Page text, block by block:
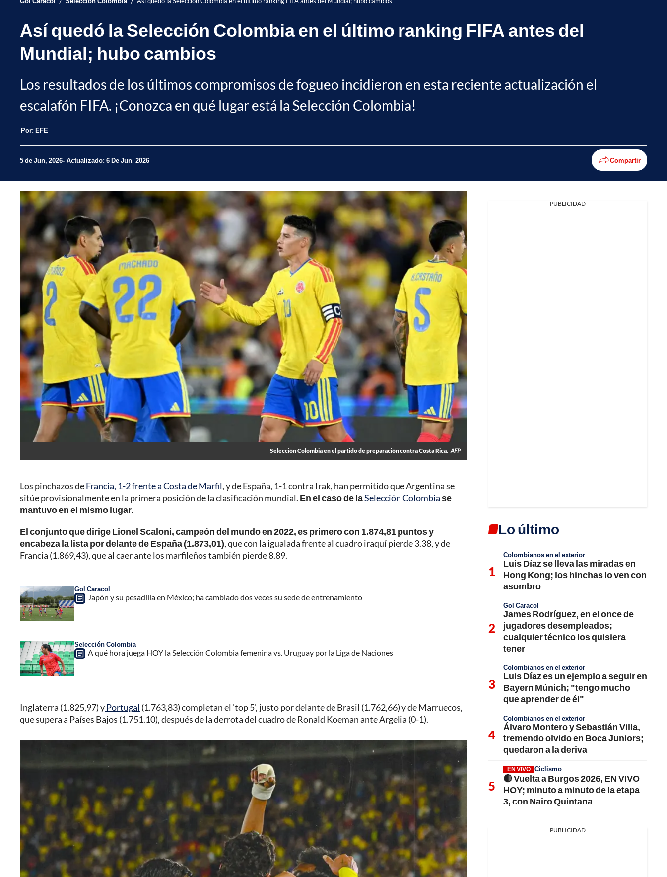
Así quedó la Selección Colombia en el último ranking FIFA antes del
Mundial; hubo cambios
Los resultados de los últimos compromisos de fogueo incidieron en esta reciente actualización el
escalafón FIFA. ¡Conozca en qué lugar está la Selección Colombia!
Por: EFE
5 de Jun, 2026 Actualizado: 6 De Jun, 2026 Compartir
Selección Colombia en el partido de preparación contra Costa Rica. AFP
Los pinchazos deFrancia, 1-2 frente a Costa de Marfil, y de España, 1-1 contra Irak, han permitido que Argentina se
sitúe provisionalmente en la primera posición de la clasificación mundial. En el caso de laSelección Colombiase
mantuvo en el mismo lugar.
El conjunto que dirige Lionel Scaloni, campeón del mundo en 2022, es primero con 1.874,81 puntos y
encabeza la lista por delante de España (1.873,01), que con la igualada frente al cuadro iraquí pierde 3.38, y de
Francia (1.869,43), que al caer ante los marfileños también pierde 8.89.
Gol Caracol
Japón y su pesadilla en México; ha cambiado dos veces su sede de entrenamiento
Selección Colombia
A qué hora juega HOY la Selección Colombia femenina vs. Uruguay por la Liga de Naciones
Inglaterra (1.825,97) yPortugal (1.763,83) completan el 'top 5', justo por delante de Brasil (1.762,66) y de Marruecos,
que supera a Países Bajos (1.751.10), después de la derrota del cuadro de Ronald Koeman ante Argelia (0-1).
PUBLICIDAD
Lo último
Colombianos en el exterior
Luis Díaz se lleva las miradas en
Hong Kong; los hinchas lo ven con
asombro
Gol Caracol
James Rodríguez, en el once de
jugadores desempleados;
cualquier técnico los quisiera
tener
Colombianos en el exterior
Luis Díaz es un ejemplo a seguir en
Bayern Múnich; "tengo mucho
que aprender de él"
Colombianos en el exterior
Álvaro Montero y Sebastián Villa,
tremendo olvido en Boca Juniors;
quedaron a la deriva
EN VIVO Ciclismo
🔴 Vuelta a Burgos 2026, EN VIVO
HOY; minuto a minuto de la etapa
3, con Nairo Quintana
PUBLICIDAD